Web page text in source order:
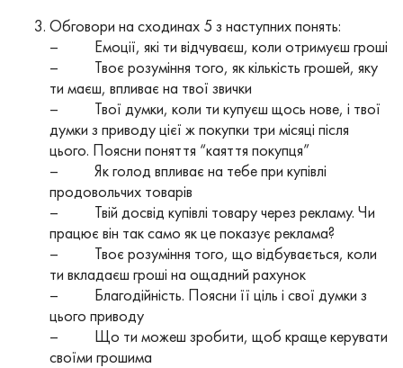
Обговори на сходинах 5 з наступних понять:
– Емоції, які ти відчуваєш, коли отримуєш гроші
– Твоє розуміння того, як кількість грошей, яку
ти маєш, впливає на твої звички
– Твої думки, коли ти купуєш щось нове, і твої
думки з приводу цієї ж покупки три місяці після
цього. Поясни поняття “каяття покупця”
– Як голод впливає на тебе при купівлі
продовольчих товарів
– Твій досвід купівлі товару через рекламу. Чи
працює він так само як це показує реклама?
– Твоє розуміння того, що відбувається, коли
ти вкладаєш гроші на ощадний рахунок
– Благодійність. Поясни її ціль і свої думки з
цього приводу
– Що ти можеш зробити, щоб краще керувати
своїми грошима